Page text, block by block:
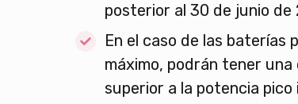
posterior al 30 de junio de
En el caso de las baterías
máximo, podrán tener
superior a la potencia pico